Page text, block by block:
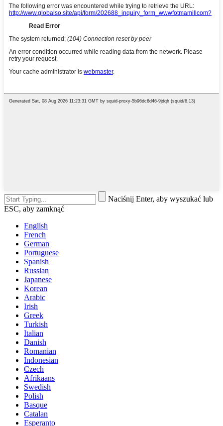
Naciśnij Enter, aby wyszukać lub
ESC, aby zamknąć
English
French
German
Portuguese
Spanish
Russian
Japanese
Korean
Arabic
Irish
Greek
Turkish
Italian
Danish
Romanian
Indonesian
Czech
Afrikaans
Swedish
Polish
Basque
Catalan
Esperanto